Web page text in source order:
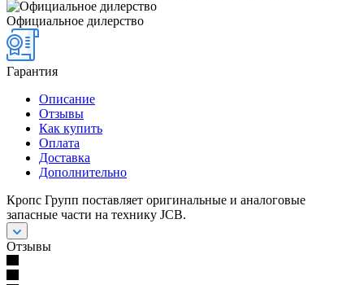
Официальное дилерство
Гарантия
Описание
Отзывы
Как купить
Оплата
Доставка
Дополнительно
Кропс Групп поставляет оригинальные и аналоговые
запасные части на технику JCB.
Отзывы